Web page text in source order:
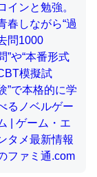
てて両方に不
面白い。海に
シウムを使わ
か？
はなぜ海にいな